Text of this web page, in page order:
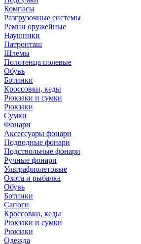
Компасы
Разгрузочные системы
Ремни оружейные
Наушники
Патронташ
Шлемы
Полотенца полевые
Обувь
Ботинки
Кроссовки, кеды
Рюкзаки и сумки
Рюкзаки
Сумки
Фонари
Аксессуары фонари
Подводные фонари
Подствольные фонари
Ручные фонари
Ультрафиолетовые
Охота и рыбалка
Обувь
Ботинки
Сапоги
Кроссовки, кеды
Рюкзаки и сумки
Рюкзаки
Одежда